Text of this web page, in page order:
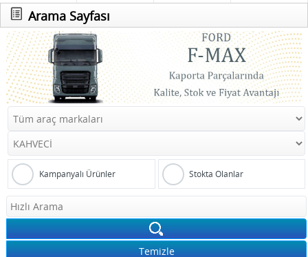
Arama Sayfası
Kampanyalı Ürünler Stokta Olanlar